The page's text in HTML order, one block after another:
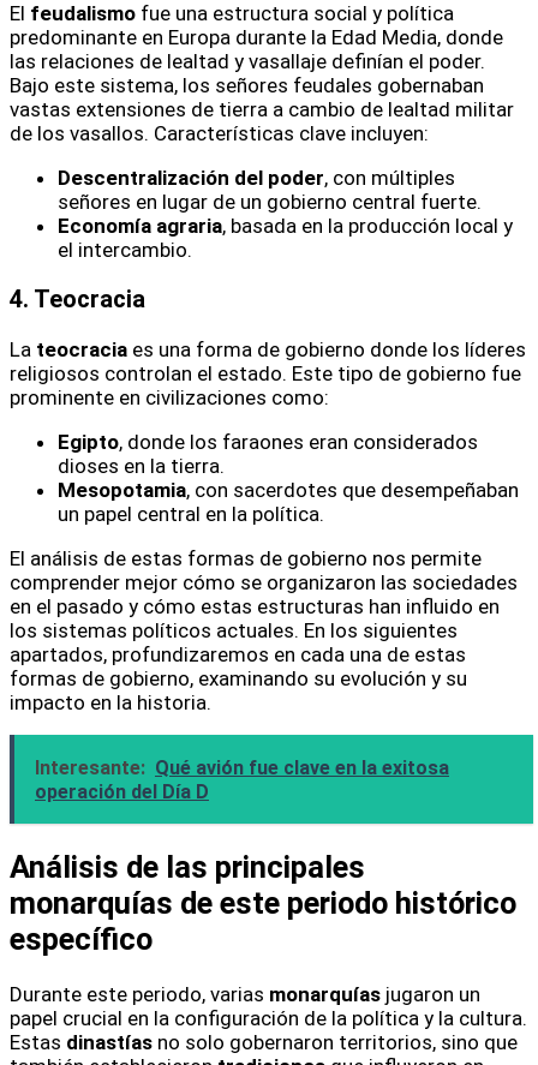
El feudalismo fue una estructura social y política
predominante en Europa durante la Edad Media, donde
las relaciones de lealtad y vasallaje definían el poder.
Bajo este sistema, los señores feudales gobernaban
vastas extensiones de tierra a cambio de lealtad militar
de los vasallos. Características clave incluyen:
Descentralización del poder, con múltiples
señores en lugar de un gobierno central fuerte.
Economía agraria, basada en la producción local y
el intercambio.
4. Teocracia
La teocracia es una forma de gobierno donde los líderes
religiosos controlan el estado. Este tipo de gobierno fue
prominente en civilizaciones como:
Egipto, donde los faraones eran considerados
dioses en la tierra.
Mesopotamia, con sacerdotes que desempeñaban
un papel central en la política.
El análisis de estas formas de gobierno nos permite
comprender mejor cómo se organizaron las sociedades
en el pasado y cómo estas estructuras han influido en
los sistemas políticos actuales. En los siguientes
apartados, profundizaremos en cada una de estas
formas de gobierno, examinando su evolución y su
impacto en la historia.
Interesante: Qué avión fue clave en la exitosa
operación del Día D
Análisis de las principales
monarquías de este periodo histórico
específico
Durante este periodo, varias monarquías jugaron un
papel crucial en la configuración de la política y la cultura.
Estas dinastías no solo gobernaron territorios, sino que